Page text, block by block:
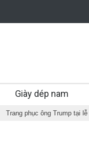
Giày dép nam
Trang phục ông Trump tại